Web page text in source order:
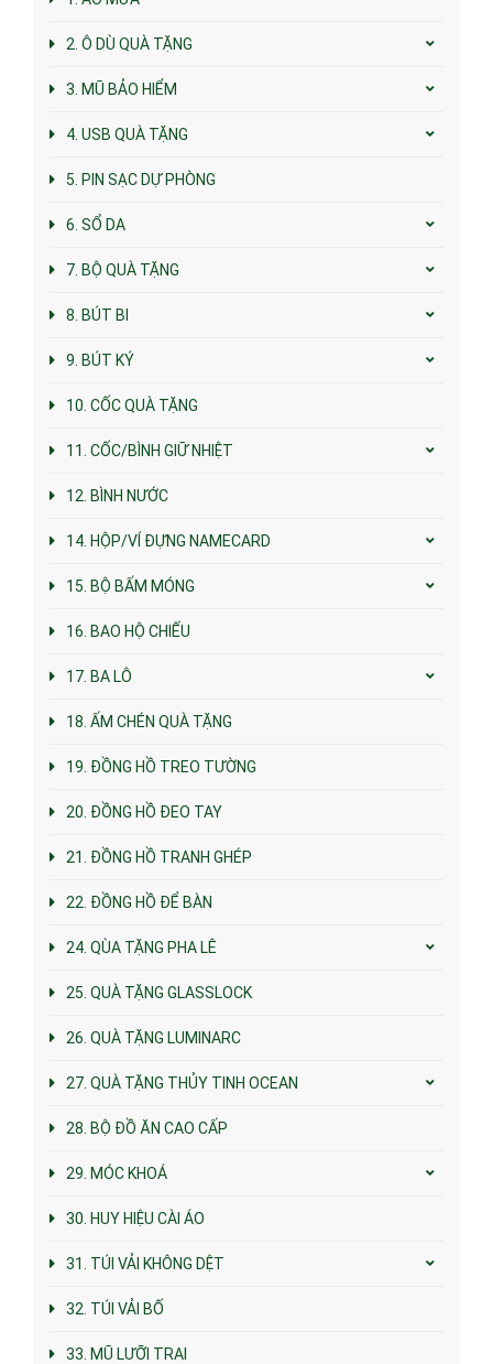
2. Ô DÙ QUÀ TẶNG
3. MŨ BẢO HIỂM
4. USB QUÀ TẶNG
5. PIN SẠC DỰ PHÒNG
6. SỔ DA
7. BỘ QUÀ TẶNG
8. BÚT BI
9. BÚT KÝ
10. CỐC QUÀ TẶNG
11. CỐC/BÌNH GIỮ NHIỆT
12. BÌNH NƯỚC
14. HỘP/VÍ ĐỰNG NAMECARD
15. BỘ BẤM MÓNG
16. BAO HỘ CHIẾU
17. BA LÔ
18. ẤM CHÉN QUÀ TẶNG
19. ĐỒNG HỒ TREO TƯỜNG
20. ĐỒNG HỒ ĐEO TAY
21. ĐỒNG HỒ TRANH GHÉP
22. ĐỒNG HỒ ĐỂ BÀN
24. QÙA TẶNG PHA LÊ
25. QUÀ TẶNG GLASSLOCK
26. QUÀ TẶNG LUMINARC
27. QUÀ TẶNG THỦY TINH OCEAN
28. BỘ ĐỒ ĂN CAO CẤP
29. MÓC KHOÁ
30. HUY HIỆU CÀI ÁO
31. TÚI VẢI KHÔNG DỆT
32. TÚI VẢI BỐ
33. MŨ LƯỠI TRAI